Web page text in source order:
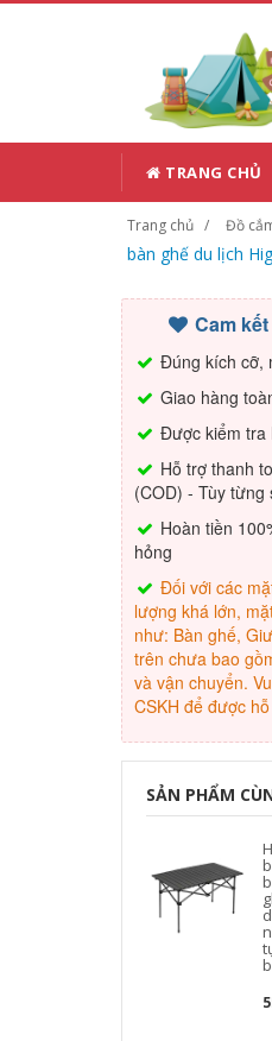
TRANG CHỦ
Trang chủ Đồ
bàn ghế du lịch
Cam
Đúng kích cỡ,
Giao hàng
Được kiểm tra
Hỗ trợ thanh
(COD) - Tùy từng
Hoàn tiền
hỏng
Đối với các
lượng khá lớn,
như: Bàn ghế,
trên chưa bao
và vận chuyển.
CSKH để được
SẢN PHẨM